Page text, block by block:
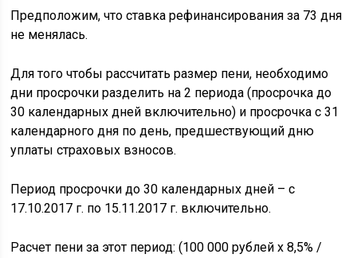
Предположим, что ставка рефинансирования за 73 дня
не менялась.
Для того чтобы рассчитать размер пени, необходимо
дни просрочки разделить на 2 периода (просрочка до
30 календарных дней включительно) и просрочка с 31
календарного дня по день, предшествующий дню
уплаты страховых взносов.
Период просрочки до 30 календарных дней – с
17.10.2017 г. по 15.11.2017 г. включительно.
Расчет пени за этот период: (100 000 рублей х 8,5% /